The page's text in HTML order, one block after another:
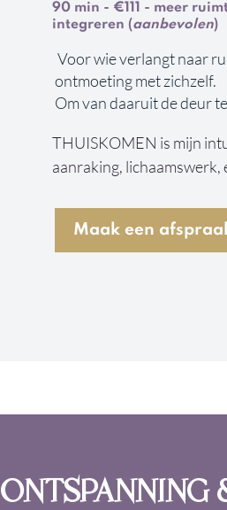
90 min - €111 - meer
integreren (aanbevolen)
Voor wie verlangt naar
ontmoeting met zichzelf.
Om van daaruit de deur
THUISKOMEN is mijn
aanraking,
Vanuit veiligheid en
samenbrengen van alles
vloeien de zachtheid van
Maak een
ONTSPANNING